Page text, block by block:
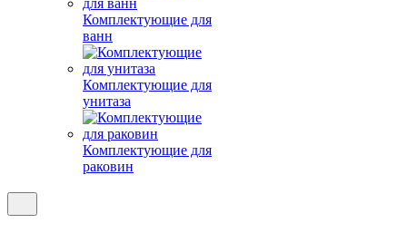
Комплектующие для
ванн
Комплектующие для
унитаза
Комплектующие для
раковин